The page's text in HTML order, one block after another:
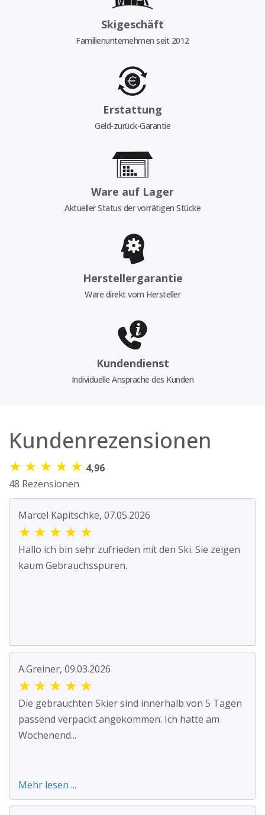
Skigeschäft
Familienunternehmen seit 2012
Erstattung
Geld-zurück-Garantie
Ware auf Lager
Aktueller Status der vorrätigen Stücke
Herstellergarantie
Ware direkt vom Hersteller
Kundendienst
Individuelle Ansprache des Kunden
Kundenrezensionen
★ ★ ★ ★ ★ 4,96
48 Rezensionen
Marcel Kapitschke, 07.05.2026
★ ★ ★ ★ ★
Hallo ich bin sehr zufrieden mit den Ski. Sie zeigen
kaum Gebrauchsspuren.
A.Greiner, 09.03.2026
★ ★ ★ ★ ★
Die gebrauchten Skier sind innerhalb von 5 Tagen
passend verpackt angekommen. Ich hatte am
Wochenend...
Mehr lesen ...